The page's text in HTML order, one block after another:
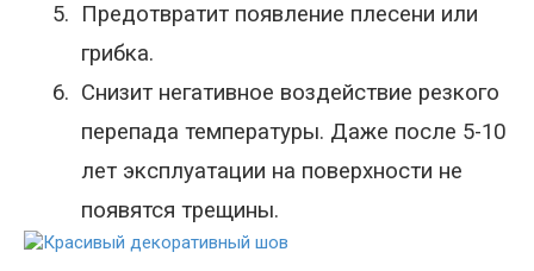
5. Предотвратит появление плесени или
грибка.
6. Снизит негативное воздействие резкого
перепада температуры. Даже после 5-10
лет эксплуатации на поверхности не
появятся трещины.